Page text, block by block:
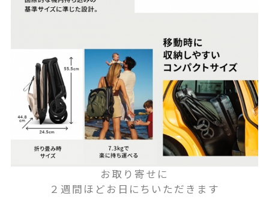
お取り寄せに
２週間ほどお日にち いただきます